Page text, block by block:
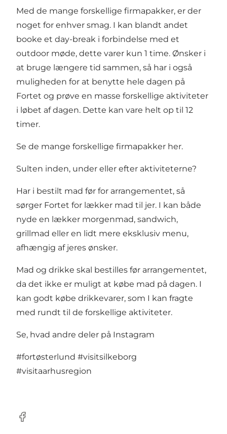
Med de mange forskellige firmapakker, er der
noget for enhver smag. I kan blandt andet
booke et day-break i forbindelse med et
outdoor møde, dette varer kun 1 time. Ønsker i
at bruge længere tid sammen, så har i også
muligheden for at benytte hele dagen på
Fortet og prøve en masse forskellige aktiviteter
i løbet af dagen. Dette kan vare helt op til 12
timer.
Se de mange forskellige firmapakker her.
Sulten inden, under eller efter aktiviteterne?
Har i bestilt mad før for arrangementet, så
sørger Fortet for lækker mad til jer. I kan både
nyde en lækker morgenmad, sandwich,
grillmad eller en lidt mere eksklusiv menu,
afhængig af jeres ønsker.
Mad og drikke skal bestilles før arrangementet,
da det ikke er muligt at købe mad på dagen. I
kan godt købe drikkevarer, som I kan fragte
med rundt til de forskellige aktiviteter.
Se, hvad andre deler på Instagram
#fortøsterlund #visitsilkeborg
#visitaarhusregion
Facebook